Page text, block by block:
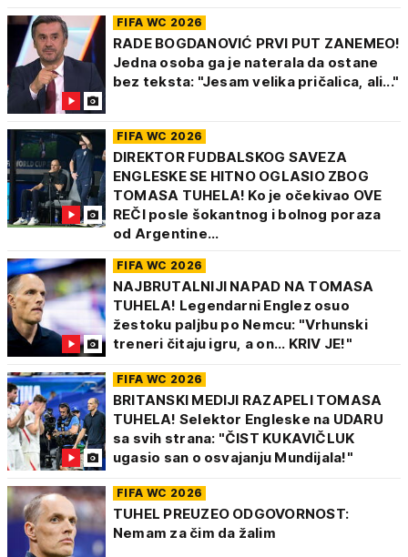
FIFA WC 2026
RADE BOGDANOVIĆ PRVI PUT ZANEMEO!
Jedna osoba ga je naterala da ostane
bez teksta: "Jesam velika pričalica, ali..."
FIFA WC 2026
DIREKTOR FUDBALSKOG SAVEZA
ENGLESKE SE HITNO OGLASIO ZBOG
TOMASA TUHELA! Ko je očekivao OVE
REČI posle šokantnog i bolnog poraza
od Argentine...
FIFA WC 2026
NAJBRUTALNIJI NAPAD NA TOMASA
TUHELA! Legendarni Englez osuo
žestoku paljbu po Nemcu: "Vrhunski
treneri čitaju igru, a on... KRIV JE!"
FIFA WC 2026
BRITANSKI MEDIJI RAZAPELI TOMASA
TUHELA! Selektor Engleske na UDARU
sa svih strana: "ČIST KUKAVIČLUK
ugasio san o osvajanju Mundijala!"
FIFA WC 2026
TUHEL PREUZEO ODGOVORNOST:
Nemam za čim da žalim